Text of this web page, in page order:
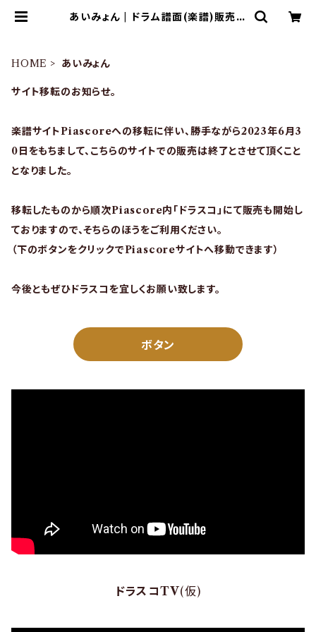
あいみょん | ドラム譜面(楽譜)販売専
HOME あいみょん
サイト移転のお知らせ。
楽譜サイトPiascoreへの移転に伴い、勝手ながら2023年6月3
0日をもちまして、こちらのサイトでの販売は終了とさせて頂くこと
となりました。
移転したものから順次Piascore内「ドラスコ」にて販売も開始し
ておりますので、そちらのほうをご利用ください。
（下のボタンをクリックでPiascoreサイトへ移動できます）
今後ともぜひドラスコを宜しくお願い致します。
ボタン
ドラスコTV(仮)